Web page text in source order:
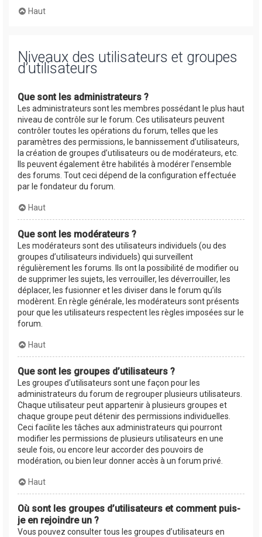
Haut
Niveaux des utilisateurs et groupes
d’utilisateurs
Que sont les administrateurs ?
Les administrateurs sont les membres possédant le plus haut
niveau de contrôle sur le forum. Ces utilisateurs peuvent
contrôler toutes les opérations du forum, telles que les
paramètres des permissions, le bannissement d’utilisateurs,
la création de groupes d’utilisateurs ou de modérateurs, etc.
Ils peuvent également être habilités à modérer l’ensemble
des forums. Tout ceci dépend de la configuration effectuée
par le fondateur du forum.
Haut
Que sont les modérateurs ?
Les modérateurs sont des utilisateurs individuels (ou des
groupes d’utilisateurs individuels) qui surveillent
régulièrement les forums. Ils ont la possibilité de modifier ou
de supprimer les sujets, les verrouiller, les déverrouiller, les
déplacer, les fusionner et les diviser dans le forum qu’ils
modèrent. En règle générale, les modérateurs sont présents
pour que les utilisateurs respectent les règles imposées sur le
forum.
Haut
Que sont les groupes d’utilisateurs ?
Les groupes d’utilisateurs sont une façon pour les
administrateurs du forum de regrouper plusieurs utilisateurs.
Chaque utilisateur peut appartenir à plusieurs groupes et
chaque groupe peut détenir des permissions individuelles.
Ceci facilite les tâches aux administrateurs qui pourront
modifier les permissions de plusieurs utilisateurs en une
seule fois, ou encore leur accorder des pouvoirs de
modération, ou bien leur donner accès à un forum privé.
Haut
Où sont les groupes d’utilisateurs et comment puis-
je en rejoindre un ?
Vous pouvez consulter tous les groupes d’utilisateurs en